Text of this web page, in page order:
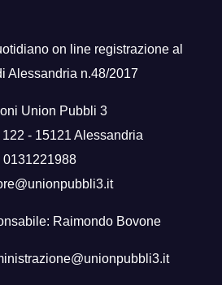
on line registrazione al
Alessandria n.48/2017
Union Pubbli 3
- 15121 Alessandria
0131221988
Raimondo Bovone